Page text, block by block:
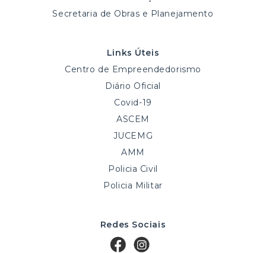
Secretaria de Obras e Planejamento
Links Úteis
Centro de Empreendedorismo
Diário Oficial
Covid-19
ASCEM
JUCEMG
AMM
Policia Civil
Policia Militar
Redes Sociais